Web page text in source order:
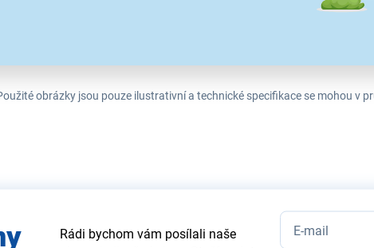
obrázky jsou pouze ilustrativní a technické specifikace se mohou v
Rádi bychom vám posílali naše